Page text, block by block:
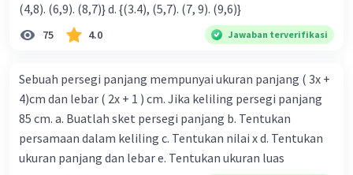
(4,8). (6,9). (8,7)} d. {(3.4), (5,7). (7, 9). (9,6)}
75 4.0 Jawaban terverifikasi
Sebuah persegi panjang mempunyai ukuran panjang ( 3x +
4)cm dan lebar ( 2x + 1 ) cm. Jika keliling persegi panjang
85 cm. a. Buatlah sket persegi panjang b. Tentukan
persamaan dalam keliling c. Tentukan nilai x d. Tentukan
ukuran panjang dan lebar e. Tentukan ukuran luas